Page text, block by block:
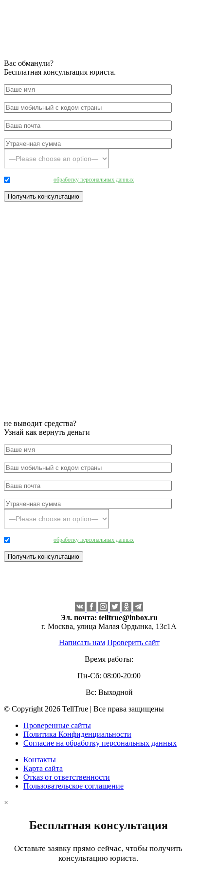
Вас обманули?
Бесплатная консультация юриста.
обработку персональных данных
не выводит средства?
Узнай как вернуть деньги
обработку персональных данных
Эл. почта: telltrue@inbox.ru
г. Москва, улица Малая Ордынка, 13с1А
Написать нам Проверить сайт
Время работы:
Пн-Сб: 08:00-20:00
Вс: Выходной
© Copyright 2026 TellTrue | Все права защищены
Проверенные сайты
Политика Конфиденциальности
Согласие на обработку персональных данных
Контакты
Карта сайта
Отказ от ответственности
Пользовательское соглашение
×
Бесплатная консультация
Оставьте заявку прямо сейчас, чтобы получить
консультацию юриста.